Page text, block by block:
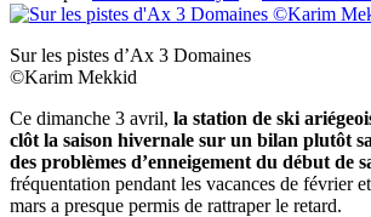
Sur les pistes d’Ax 3 Domaines
©Karim Mekkid
Ce dimanche 3 avril, la station de ski
clôt la saison hivernale sur un bilan plutôt
des problèmes d’enneigement du début de
fréquentation pendant les vacances de février
mars a presque permis de rattraper le retard.